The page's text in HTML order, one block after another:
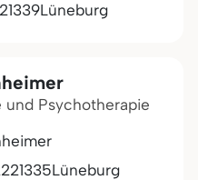
21339Lüneburg
und Psychotherapie
21335Lüneburg